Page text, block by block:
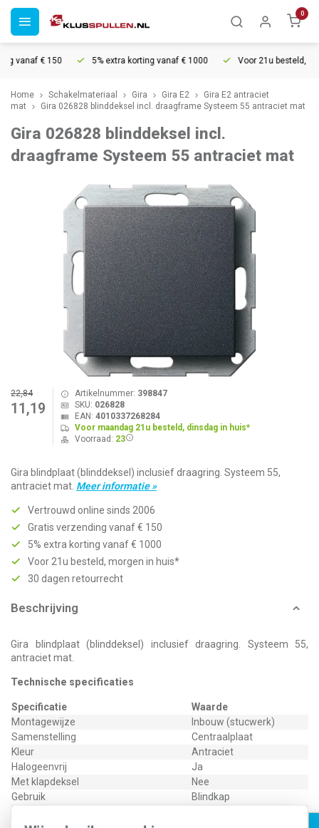
0
vanaf € 150 5% extra korting vanaf € 1000 Voor 21u besteld,
Home Schakelmateriaal Gira Gira E2
Gira E2 antraciet
mat
Gira 026828 blinddeksel incl. draagframe Systeem 55 antraciet mat
Gira 026828 blinddeksel incl.
draagframe Systeem 55 antraciet mat
22,84
11,19
Artikelnummer: 398847
SKU: 026828
EAN: 4010337268284
Voor maandag 21u besteld, dinsdag in huis*
Voorraad: 23
Gira blindplaat (blinddeksel) inclusief draagring. Systeem 55,
antraciet mat. Meer informatie »
Vertrouwd online sinds 2006
Gratis verzending vanaf € 150
5% extra korting vanaf € 1000
Voor 21u besteld, morgen in huis*
30 dagen retourrecht
Beschrijving
Gira blindplaat (blinddeksel) inclusief draagring. Systeem 55,
antraciet mat.
Technische specificaties
Specificatie
Waarde
Montagewijze
Inbouw (stucwerk)
Samenstelling
Centraalplaat
Kleur
Antraciet
Halogeenvrij
Ja
Met klapdeksel
Nee
Gebruik
Blindkap